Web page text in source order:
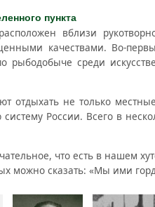
пункта
вблизи
качествами. Во-
рыбодобыче среди
отдыхать не только
систему России. Всего в
что есть в нашем
можно сказать: «Мы ими